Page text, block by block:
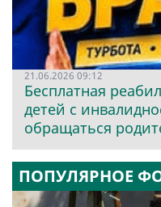
21.06.2026 09:12
Бесплатная
детей с
обращаться
ПОПУЛЯРНОЕ